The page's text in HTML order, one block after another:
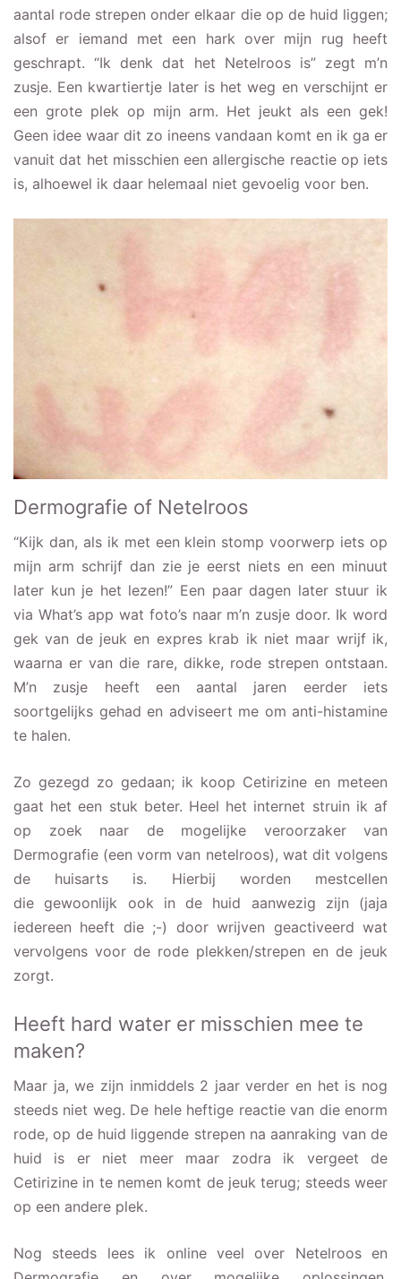
aantal rode strepen onder elkaar die op de huid liggen;
alsof er iemand met een hark over mijn rug heeft
geschrapt. “Ik denk dat het Netelroos is” zegt m’n
zusje. Een kwartiertje later is het weg en verschijnt er
een grote plek op mijn arm. Het jeukt als een gek!
Geen idee waar dit zo ineens vandaan komt en ik ga er
vanuit dat het misschien een allergische reactie op iets
is, alhoewel ik daar helemaal niet gevoelig voor ben.
Dermografie of Netelroos
“Kijk dan, als ik met een klein stomp voorwerp iets op
mijn arm schrijf dan zie je eerst niets en een minuut
later kun je het lezen!” Een paar dagen later stuur ik
via What’s app wat foto’s naar m’n zusje door. Ik word
gek van de jeuk en expres krab ik niet maar wrijf ik,
waarna er van die rare, dikke, rode strepen ontstaan.
M’n zusje heeft een aantal jaren eerder iets
soortgelijks gehad en adviseert me om anti-histamine
te halen.
Zo gezegd zo gedaan; ik koop Cetirizine en meteen
gaat het een stuk beter. Heel het internet struin ik af
op zoek naar de mogelijke veroorzaker van
Dermografie (een vorm van netelroos), wat dit volgens
de huisarts is. Hierbij worden mestcellen
die gewoonlijk ook in de huid aanwezig zijn (jaja
iedereen heeft die ;-) door wrijven geactiveerd wat
vervolgens voor de rode plekken/strepen en de jeuk
zorgt.
Heeft hard water er misschien mee te
maken?
Maar ja, we zijn inmiddels 2 jaar verder en het is nog
steeds niet weg. De hele heftige reactie van die enorm
rode, op de huid liggende strepen na aanraking van de
huid is er niet meer maar zodra ik vergeet de
Cetirizine in te nemen komt de jeuk terug; steeds weer
op een andere plek.
Nog steeds lees ik online veel over Netelroos en